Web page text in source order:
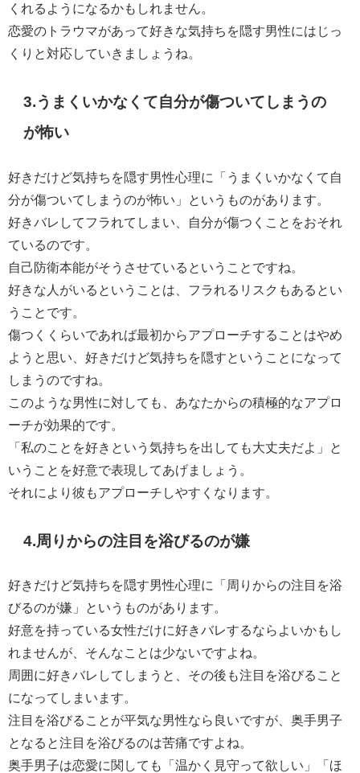
くれるようになるかもしれません。
恋愛のトラウマがあって好きな気持ちを隠す男性にはじっ
くりと対応していきましょうね。
3.うまくいかなくて自分が傷ついてしまうの
が怖い
好きだけど気持ちを隠す男性心理に「うまくいかなくて自
分が傷ついてしまうのが怖い」というものがあります。
好きバレしてフラれてしまい、自分が傷つくことをおそれ
ているのです。
自己防衛本能がそうさせているということですね。
好きな人がいるということは、フラれるリスクもあるとい
うことです。
傷つくくらいであれば最初からアプローチすることはやめ
ようと思い、好きだけど気持ちを隠すということになって
しまうのですね。
このような男性に対しても、あなたからの積極的なアプロ
ーチが効果的です。
「私のことを好きという気持ちを出しても大丈夫だよ」と
いうことを好意で表現してあげましょう。
それにより彼もアプローチしやすくなります。
4.周りからの注目を浴びるのが嫌
好きだけど気持ちを隠す男性心理に「周りからの注目を浴
びるのが嫌」というものがあります。
好意を持っている女性だけに好きバレするならよいかもし
れませんが、そんなことは少ないですよね。
周囲に好きバレしてしまうと、その後も注目を浴びること
になってしまいます。
注目を浴びることが平気な男性なら良いですが、奥手男子
となると注目を浴びるのは苦痛ですよね。
奥手男子は恋愛に関しても「温かく見守って欲しい」「ほ